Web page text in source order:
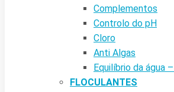
Complementos
Controlo do pH
Cloro
Anti Algas
Equilíbrio da água
FLOCULANTES